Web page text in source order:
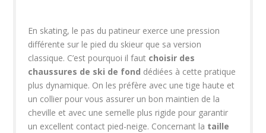
En skating, le pas du patineur exerce une pression
différente sur le pied du skieur que sa version
classique. C’est pourquoi il faut choisir des
chaussures de ski de fond dédiées à cette pratique
plus dynamique. On les préfère avec une tige haute et
un collier pour vous assurer un bon maintien de la
cheville et avec une semelle plus rigide pour garantir
un excellent contact pied-neige. Concernant la taille